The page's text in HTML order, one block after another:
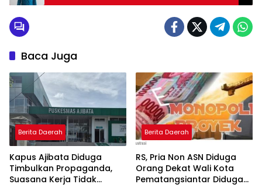
Baca Juga
Berita Daerah
Kapus Ajibata Diduga
Timbulkan Propaganda,
Suasana Kerja Tidak
Berita Daerah
RS, Pria Non ASN Diduga
Orang Dekat Wali Kota
Pematangsiantar Diduga